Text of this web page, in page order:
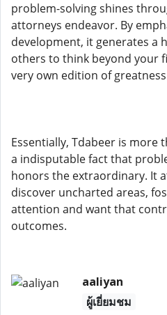
problem-solving shines
attorneys endeavor. By
development, it generates a
others to think beyond your
very own edition of
Essentially, Tdabeer is more
a indisputable fact that
honors the extraordinary. It
discover uncharted areas,
attention and want that
outcomes.
aaliyan
ผู้เยี่ยมชม